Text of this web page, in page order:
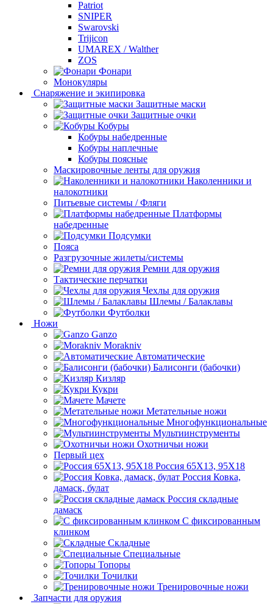
Patriot
SNIPER
Swarovski
Trijicon
UMAREX / Walther
ZOS
Фонари
Монокуляры
Снаряжение и экипировка
Защитные маски
Защитные очки
Кобуры
Кобуры набедренные
Кобуры наплечные
Кобуры поясные
Маскировочные ленты для оружия
Наколенники и
налокотники
Питьевые системы / Фляги
Платформы
набедренные
Подсумки
Пояса
Разгрузочные жилеты/системы
Ремни для оружия
Тактические перчатки
Чехлы для оружия
Шлемы / Балаклавы
Футболки
Ножи
Ganzo
Morakniv
Автоматические
Балисонги (бабочки)
Кизляр
Кукри
Мачете
Метательные ножи
Многофункциональные
Мультиинструменты
Охотничьи ножи
Первый цех
Россия 65Х13, 95Х18
Россия Ковка,
дамаск, булат
Россия складные
дамаск
С фиксированным
клинком
Складные
Специальные
Топоры
Точилки
Тренировочные ножи
Запчасти для оружия